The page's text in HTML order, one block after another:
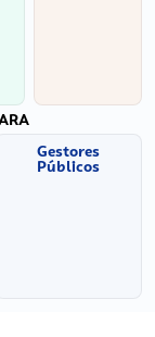
Gestores
Públicos